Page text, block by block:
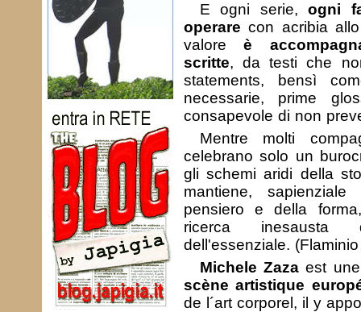
E ogni serie,ogni
operare con acribia
valoreè
scritte, da testi che
statements, bensì
necessarie, prime
consapevole di non
Mentre molti
celebrano solo un
gli schemi aridi della
mantiene,
pensiero e della
ricerca inesausta
dell'essenziale.
Michele Zazaest une
scène artistique
de l´art corporel, il y